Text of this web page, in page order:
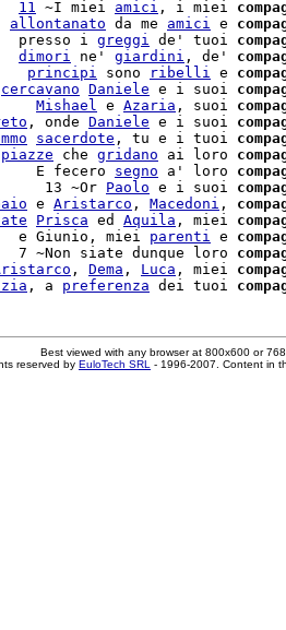
11 ~I miei amici , i miei
allontanato da me amici e
i greggi de' tuoi
dimori ne' giardini , de'
principi sono ribelli e
cercavano Daniele e i suoi
Mishael e Azaria , suoi
, onde Daniele e i suoi
sacerdote , tu e i tuoi
piazze che gridano ai loro
E fecero
segno a' loro
13 ~Or Paolo e i suoi
e Aristarco , Macedoni ,
Prisca ed Aquila , miei
e Giunio, miei
parenti e
~Non siate dunque loro
, Dema , Luca , miei
, a preferenza dei tuoi
Best viewed with any browser at 800x600 or
reserved by EuloTech SRL - 1996-2007. Content in